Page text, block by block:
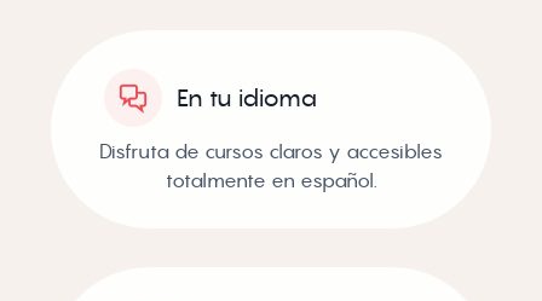
En tu idioma
Disfruta de cursos claros y accesibles
totalmente en español.